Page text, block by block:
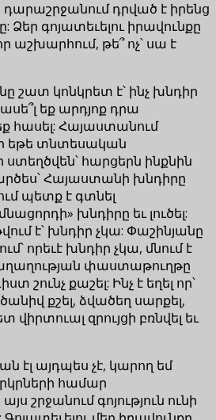
դրված է իրենց
Ձեր գոյատեւելու իրավունքը
աշխարհում, թե՞ ոչ՝ սա է
շատ կոնկրետ է՝ ինչ խնդիր
եք արդյոք դրա
հասել: Հայաստանում
եթե տնտեսական
ստեղծվեն՝ հարցերն ինքնին
Հայաստանի խնդիրը
պետք է գտնել
խնդիրը եւ լուծել:
է՝ խնդիր չկա: Փաշինյանը
որեւէ խնդիր չկա, մնում է
փաստաթուղթը
շունչ քաշել: Ինչ է եղել որ՝
քշել, ձվածեղ սարքել,
զրույցի բռնվել եւ
էլ այդպես չէ, կարող եմ
համար
շրջանում գոյություն ունի